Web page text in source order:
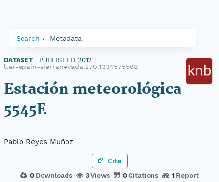
Search Metadata
DATASET PUBLISHED 2012
lter-spain-sierranevada.270.1334575508
Estación meteorológica
5545E
Pablo Reyes Muñoz
0 Downloads 3Views 0Citations 1 Report
Cite